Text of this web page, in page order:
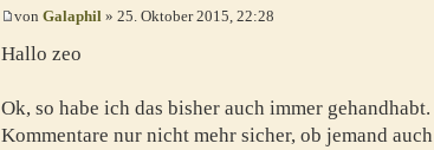
von Galaphil » 25. Oktober 2015, 22:28
Hallo zeo
Ok, so habe ich das bisher auch immer
Kommentare nur nicht mehr sicher, ob jemand